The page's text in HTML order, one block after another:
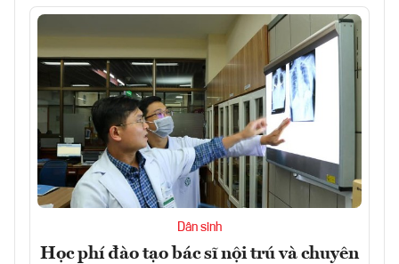
Dân sinh
Học phí đào tạo bác sĩ nội trú và chuyên